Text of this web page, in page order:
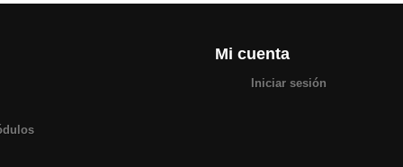
Mi cuenta
Iniciar sesión